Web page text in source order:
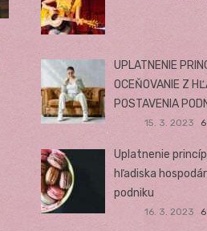
UPLATNENIE
OCEŇOVANIE Z
POSTAVENIA
15. 3. 2023
Uplatnenie
hľadiska
podniku
16. 3. 2023